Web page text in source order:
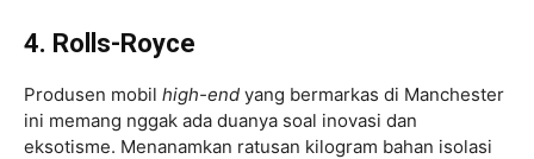
4. Rolls-Royce
Produsen mobil high-end yang bermarkas di Manchester
ini memang nggak ada duanya soal inovasi dan
eksotisme. Menanamkan ratusan kilogram bahan isolasi